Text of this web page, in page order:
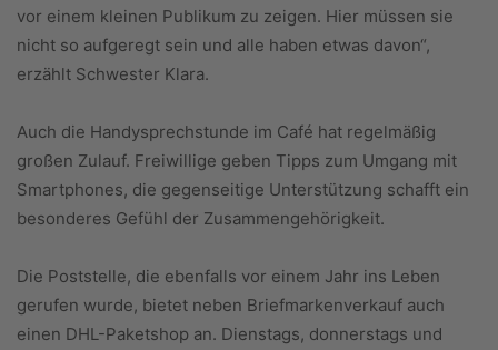
vor einem kleinen Publikum zu zeigen. Hier müssen sie
nicht so aufgeregt sein und alle haben etwas davon“,
erzählt Schwester Klara.
Auch die Handysprechstunde im Café hat regelmäßig
großen Zulauf. Freiwillige geben Tipps zum Umgang mit
Smartphones, die gegenseitige Unterstützung schafft ein
besonderes Gefühl der Zusammengehörigkeit.
Die Poststelle, die ebenfalls vor einem Jahr ins Leben
gerufen wurde, bietet neben Briefmarkenverkauf auch
einen DHL-Paketshop an. Dienstags, donnerstags und